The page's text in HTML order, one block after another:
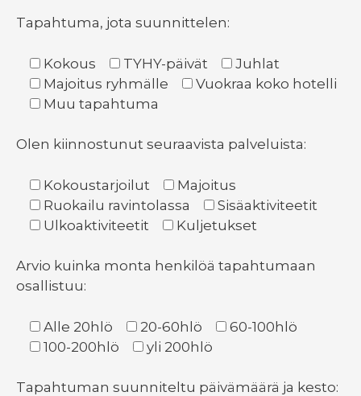
Tapahtuma, jota suunnittelen:
Kokous TYHY-päivät
Juhlat
Majoitus ryhmälle
Vuokraa koko hotelli
Muu tapahtuma
Olen kiinnostunut seuraavista palveluista:
Kokoustarjoilut
Majoitus
Ruokailu ravintolassa
Sisäaktiviteetit
Ulkoaktiviteetit
Kuljetukset
Arvio kuinka monta henkilöä tapahtumaan
osallistuu:
Alle 20hlö 20-60hlö
60-100hlö
100-200hlö
yli 200hlö
Tapahtuman suunniteltu päivämäärä ja kesto: